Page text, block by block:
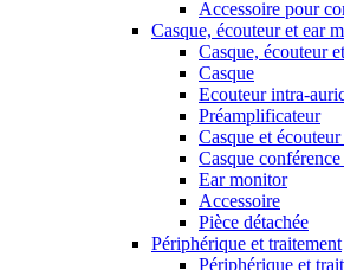
Accessoire pour
Casque, écouteur et ear
Casque, écouteur
Casque
Ecouteur intra-
Préamplificateur
Casque et
Casque
Ear monitor
Accessoire
Pièce détachée
Périphérique et traitement
Périphérique et